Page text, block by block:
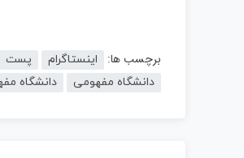
برچسب ها:
اینستاگرام پست
دانشگاه مفهومی
دانشگاه